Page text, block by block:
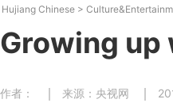
Hujiang Chinese >
Growing up
作者： 来源：央视网